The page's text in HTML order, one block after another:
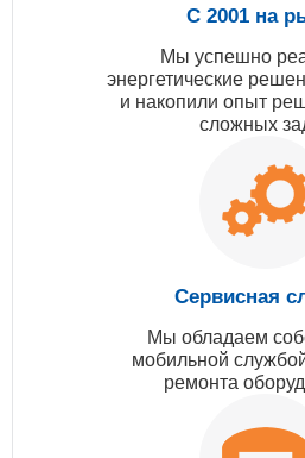
С 2001 на
Мы успешно
энергетические
и накопили опыт
сложных
Сервисная
Мы обладаем
мобильной
ремонта